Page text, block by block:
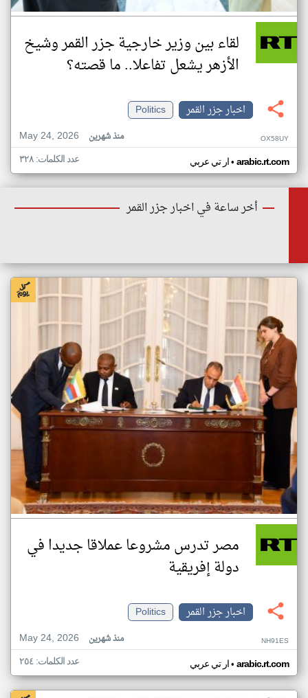
لقاء بين وزير خارجية جزر القمر وشيخ
الأزهر يشعل تفاعلا.. ما قصته؟
اخبار جزر القمر
Politics
May 24, 2026
منذ شهرين OX58UY
ار تي عربي• arabic.rt.com عدد الكلمات: ٣٢٨
أخر ساعة في اخبار جزر القمر
مصر تدرس مشروعا عملاقا جديدا في
دولة إفريقية
اخبار جزر القمر
Politics
May 24, 2026
منذ شهرين NH91ES
ار تي عربي• arabic.rt.com عدد الكلمات: ٢٥٤